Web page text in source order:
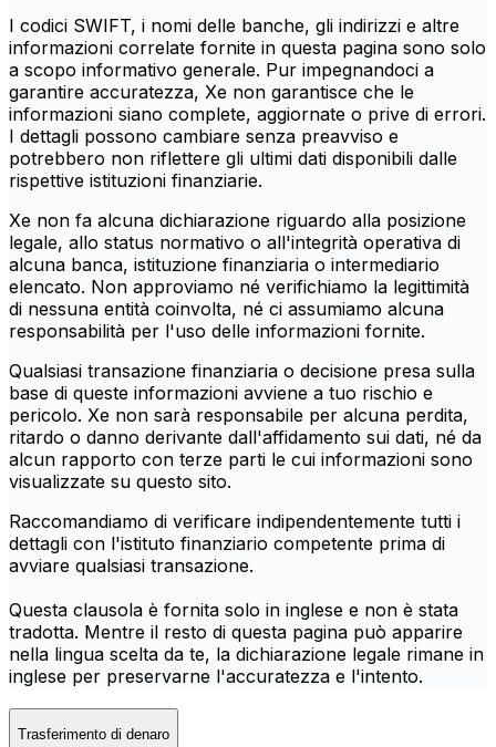
I codici SWIFT, i nomi delle banche, gli indirizzi e altre
informazioni correlate fornite in questa pagina sono solo
a scopo informativo generale. Pur impegnandoci a
garantire accuratezza, Xe non garantisce che le
informazioni siano complete, aggiornate o prive di errori.
I dettagli possono cambiare senza preavviso e
potrebbero non riflettere gli ultimi dati disponibili dalle
rispettive istituzioni finanziarie.
Xe non fa alcuna dichiarazione riguardo alla posizione
legale, allo status normativo o all'integrità operativa di
alcuna banca, istituzione finanziaria o intermediario
elencato. Non approviamo né verifichiamo la legittimità
di nessuna entità coinvolta, né ci assumiamo alcuna
responsabilità per l'uso delle informazioni fornite.
Qualsiasi transazione finanziaria o decisione presa sulla
base di queste informazioni avviene a tuo rischio e
pericolo. Xe non sarà responsabile per alcuna perdita,
ritardo o danno derivante dall'affidamento sui dati, né da
alcun rapporto con terze parti le cui informazioni sono
visualizzate su questo sito.
Raccomandiamo di verificare indipendentemente tutti i
dettagli con l'istituto finanziario competente prima di
avviare qualsiasi transazione.
Questa clausola è fornita solo in inglese e non è stata
tradotta. Mentre il resto di questa pagina può apparire
nella lingua scelta da te, la dichiarazione legale rimane in
inglese per preservarne l'accuratezza e l'intento.
Trasferimento di denaro